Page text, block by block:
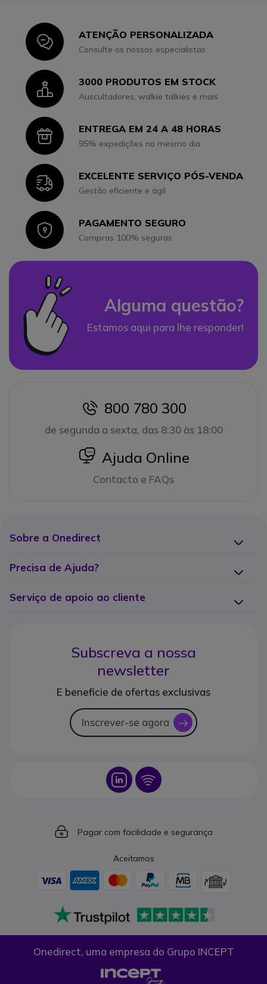
IconATENÇÃO PERSONALIZADA
Consulte os nossos especialistas
Icon3000 PRODUTOS EM STOCK
Auscultadores, walkie talkies e mais
IconENTREGA EM 24 A 48 HORAS
95% expedições no mesmo dia
IconEXCELENTE SERVIÇO PÓS-VENDA
Gestão eficiente e ágil
IconPAGAMENTO SEGURO
Compras 100% seguras
Alguma questão?
Estamos aqui para lhe responder!
icon
800 780 300
de segunda a sexta, das 8:30 às 18:00
icon
Ajuda Online
Contacto e FAQs
Sobre a Onedirect
Precisa de Ajuda?
Serviço de apoio ao cliente
Subscreva a nossa
newsletter
E beneficie de ofertas exclusivas
Inscrever-se agora icon
Icon Icon
Icon
Pagar com facilidade e segurança
Aceitamos
Onedirect, uma empresa do Grupo INCEPT